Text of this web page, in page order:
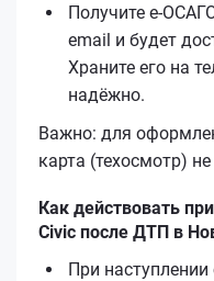
Получите
email и будет
Храните его на
надёжно.
Важно: для
карта (техосмотр) не
Как действовать
Civic после ДТП в
При наступлении